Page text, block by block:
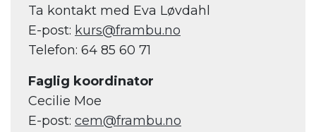
Ta kontakt med Eva Løvdahl
E-post: kurs@frambu.no
Telefon: 64 85 60 71
Faglig koordinator
Cecilie Moe
E-post: cem@frambu.no